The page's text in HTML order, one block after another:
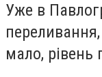
Уже в
мало, рівень